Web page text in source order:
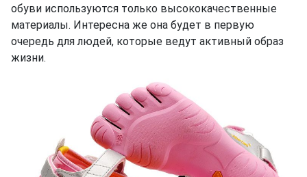
обуви используются только высококачественные
материалы. Интересна же она будет в первую
очередь для людей, которые ведут активный образ
жизни.